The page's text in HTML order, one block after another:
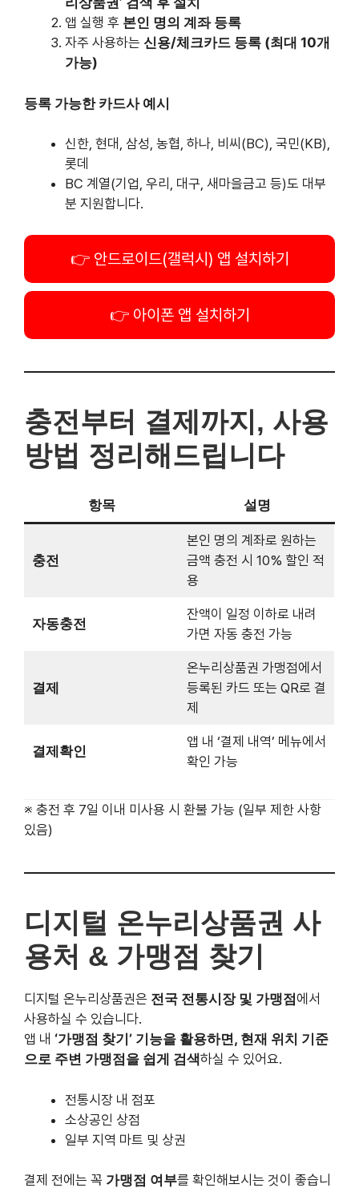
등록 가능한 카드사 예시
신한, 현대, 삼성, 농협, 하나, 비씨(BC), 국민(KB),
BC 계열(기업, 우리, 대구, 새마을금고 등)도 대부
안드로이드(갤럭시) 앱 설치하기
아이폰 앱 설치하기
충전부터 결제까지, 사용 방
법 정리해드립니다
항목 설명
본인 명의 계좌로 원하는
잔액이 일정 이하로 내려
가면 자동 충전 가능
결제
등록된 카드 또는 QR로 결
제
앱 내 ‘결제 내역’ 메뉴에서
확인 가능
※ 충전 후 7일 이내 미사용 시 환불 가능 (일부 제한 사항
있음)
& 가맹점 찾기
디지털 온누리상품권은전국 전통시장 및 가맹점
에서 사용
하실 수 있습니다.
앱 내‘가맹점 찾기’ 기능을 활용하면, 현재 위치 기준으로
전통시장 내 점포
소상공인 상점
일부 지역 마트 및 상권
결제 전에는 꼭가맹점 여부
가맹점 찾아보기